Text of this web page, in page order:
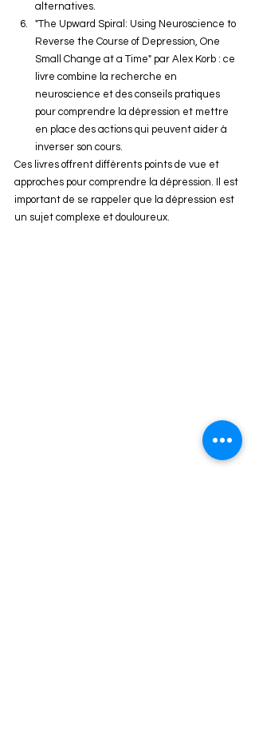
alternatives.
"The Upward Spiral: Using Neuroscience to
Reverse the Course of Depression, One
Small Change at a Time" par Alex Korb : ce
livre combine la recherche en
neuroscience et des conseils pratiques
pour comprendre la dépression et mettre
en place des actions qui peuvent aider à
inverser son cours.
Ces livres offrent différents points de vue et
approches pour comprendre la dépression. Il est
important de se rappeler que la dépression est
un sujet complexe et douloureux.